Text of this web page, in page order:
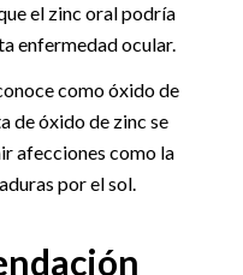
el zinc oral podría
enfermedad ocular.
como óxido de
de óxido de zinc se
afecciones como la
por el sol.